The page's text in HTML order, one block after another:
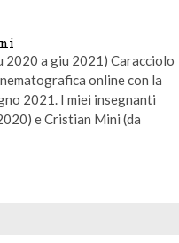
2020 a giu 2021) Caracciolo
online con la
2021. I miei insegnanti
e Cristian Mini (da